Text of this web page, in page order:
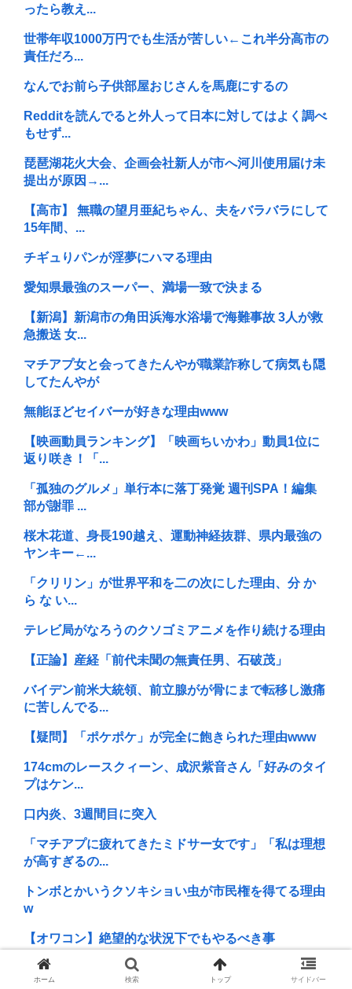
ったら教え...
世帯年収1000万円でも生活が苦しい←これ半分高市の
責任だろ...
なんでお前ら子供部屋おじさんを馬鹿にするの
Redditを読んでると外人って日本に対してはよく調べ
もせず...
琵琶湖花火大会、企画会社新人が市へ河川使用届け未
提出が原因→...
【高市】 無職の望月亜紀ちゃん、夫をバラバラにして
15年間、...
チギュりパンが淫夢にハマる理由
愛知県最強のスーパー、満場一致で決まる
【新潟】新潟市の角田浜海水浴場で海難事故 3人が救
急搬送 女...
マチアプ女と会ってきたんやが職業詐称して病気も隠
してたんやが
無能ほどセイバーが好きな理由www
【映画動員ランキング】「映画ちいかわ」動員1位に
返り咲き！「...
「孤独のグルメ」単行本に落丁発覚 週刊SPA！編集
部が謝罪 ...
桜木花道、身長190越え、運動神経抜群、県内最強の
ヤンキー←...
「クリリン」が世界平和を二の次にした理由、分 か
ら な い...
テレビ局がなろうのクソゴミアニメを作り続ける理由
【正論】産経「前代未聞の無責任男、石破茂」
バイデン前米大統領、前立腺がが骨にまで転移し激痛
に苦しんでる...
【疑問】「ポケポケ」が完全に飽きられた理由www
174cmのレースクィーン、成沢紫音さん「好みのタイ
プはケン...
口内炎、3週間目に突入
「マチアプに疲れてきたミドサー女です」「私は理想
が高すぎるの...
トンボとかいうクソキショい虫が市民権を得てる理由
w
【オワコン】絶望的な状況下でもやるべき事
中年層が「ちいかわ」にハマる理由www
ホーム 検索 トップ サイドバー